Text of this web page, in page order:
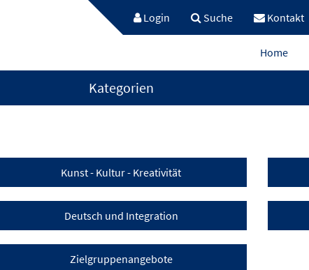
Login Suche Kontakt
Home
Kategorien
Kunst - Kultur - Kreativität
Deutsch und Integration
Zielgruppenangebote